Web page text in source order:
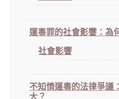
運毒罪的社會影響：為
社會影響
不知情運毒的法律爭議
大？